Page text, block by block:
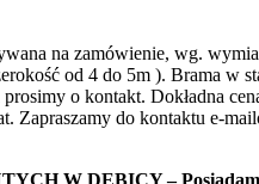
na zamówienie, wg.
od 4 do 5m ). Brama
prosimy o kontakt.
do kontaktu e-
W DĘBICY –